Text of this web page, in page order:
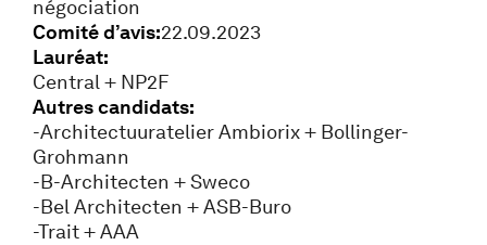
négociation
Comité d’avis:22.09.2023
Lauréat:
Central + NP2F
Autres candidats:
-Architectuuratelier Ambiorix + Bollinger-
Grohmann
-B-Architecten + Sweco
-Bel Architecten + ASB-Buro
-Trait + AAA